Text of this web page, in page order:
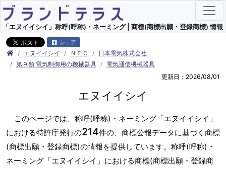
「エヌイイシイ」称呼(呼称)・ネーミング | 商標(商標出願・登録商標) 情報
シェア
エヌイイシイ ＮＥＣ
日本電気株式会社
第９類 電気制御用の機械器具
電気通信機械器具
更新日：2026/08/01
エヌイイシイ
このページでは、称呼(呼称)・ネーミング「エヌイイシイ」
における特許庁発行の214件の、商標公報データに基づく商標
(商標出願・登録商標)の情報を提供しています。称呼(呼称)・
ネーミング「エヌイイシイ」における商標(商標出願・登録商